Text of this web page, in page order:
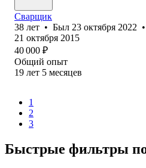
Сварщик
38 лет • Был 23 октября 2022 •
21 октября 2015
40 000 ₽
Общий опыт
19 лет 5 месяцев
1
2
3
Быстрые фильтры